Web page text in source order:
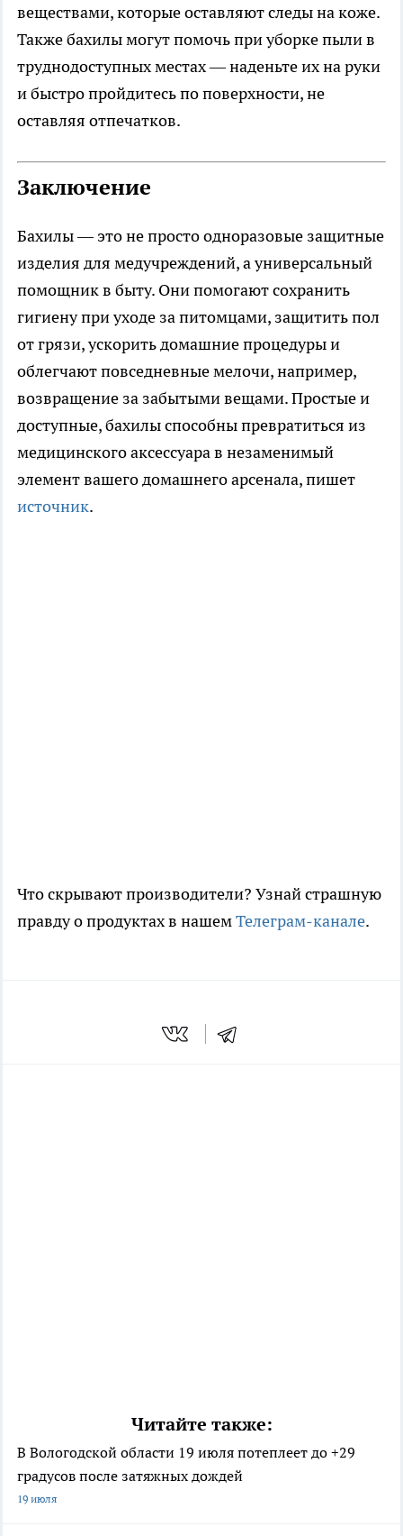
веществами, которые оставляют следы на коже.
Также бахилы могут помочь при уборке пыли в
труднодоступных местах — наденьте их на руки
и быстро пройдитесь по поверхности, не
оставляя отпечатков.
Заключение
Бахилы — это не просто одноразовые защитные
изделия для медучреждений, а универсальный
помощник в быту. Они помогают сохранить
гигиену при уходе за питомцами, защитить пол
от грязи, ускорить домашние процедуры и
облегчают повседневные мелочи, например,
возвращение за забытыми вещами. Простые и
доступные, бахилы способны превратиться из
медицинского аксессуара в незаменимый
элемент вашего домашнего арсенала, пишет
источник.
Что скрывают производители? Узнай страшную
правду о продуктах в нашемТелеграм-канале.
Читайте также:
В Вологодской области 19 июля потеплеет до +29
градусов после затяжных дождей
19 июля